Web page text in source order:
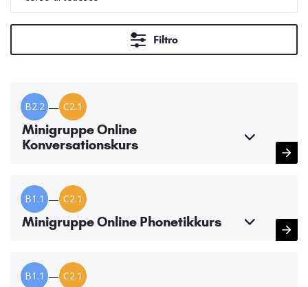
Filtro
B2.2 — C2.1
Minigruppe Online
Konversationskurs
B1.1 — C2.1
Minigruppe Online Phonetikkurs
B1.1 — C2.1